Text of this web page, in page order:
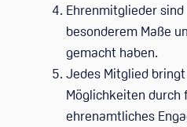
Ehrenmitglieder
besonderem Maße
gemacht haben.
Jedes Mitglied
Möglichkeiten durch
ehrenamtliches